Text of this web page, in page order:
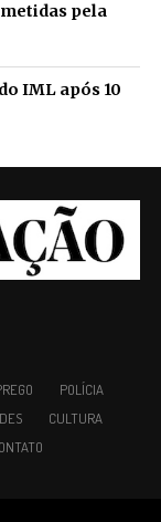
pela
IML após 10
POLÍCIA
CULTURA